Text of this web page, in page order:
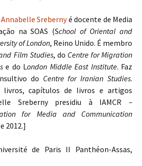
Annabelle Srebernyé docente de Media
na SOAS (School of Oriental and
of London, Reino Unido. É membro
Film Studies, do Centre for Migration
e do London Middle East Institute. Faz
do Centre for Iranian Studies.
livros, capítulos de livros e artigos
Sreberny presidiu à IAMCR –
for Media and Communication
2012.]
de Paris II Panthéon-Assas,